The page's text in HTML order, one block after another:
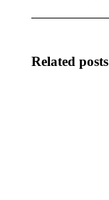
Related posts